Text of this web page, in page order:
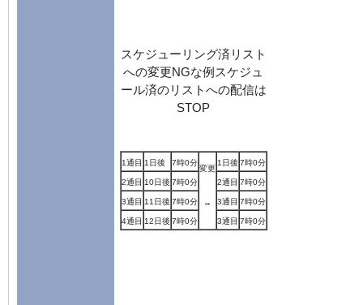
スケジューリング済リスト
への変更NGな例スケジュ
ール済のリストへの配信は
STOP
1通目 1日後 7時0分
変更
→
1日後 7時0分
2通目 10日後 7時0分 2通目 7時0分
3通目 11日後 7時0分 3通目 7時0分
4通目 12日後 7時0分 3通目 7時0分